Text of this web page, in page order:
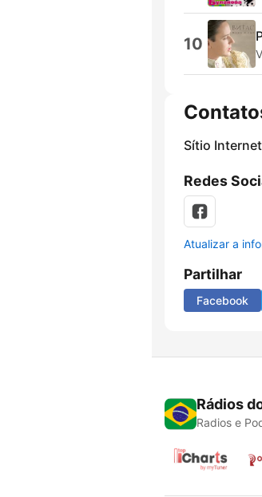
10
Sítio Internet
Redes
Atualizar a
Partilhar
Facebook
Rádios
Radios e